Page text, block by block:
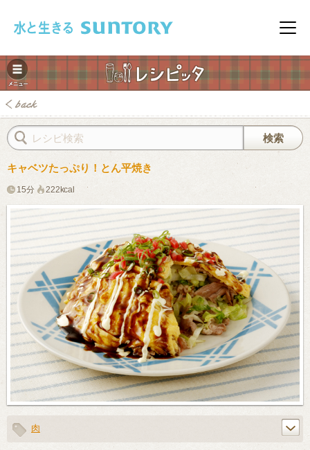
メニ
レシピ
キャベツたっぷり！とん平焼き
15分 222kcal
肉